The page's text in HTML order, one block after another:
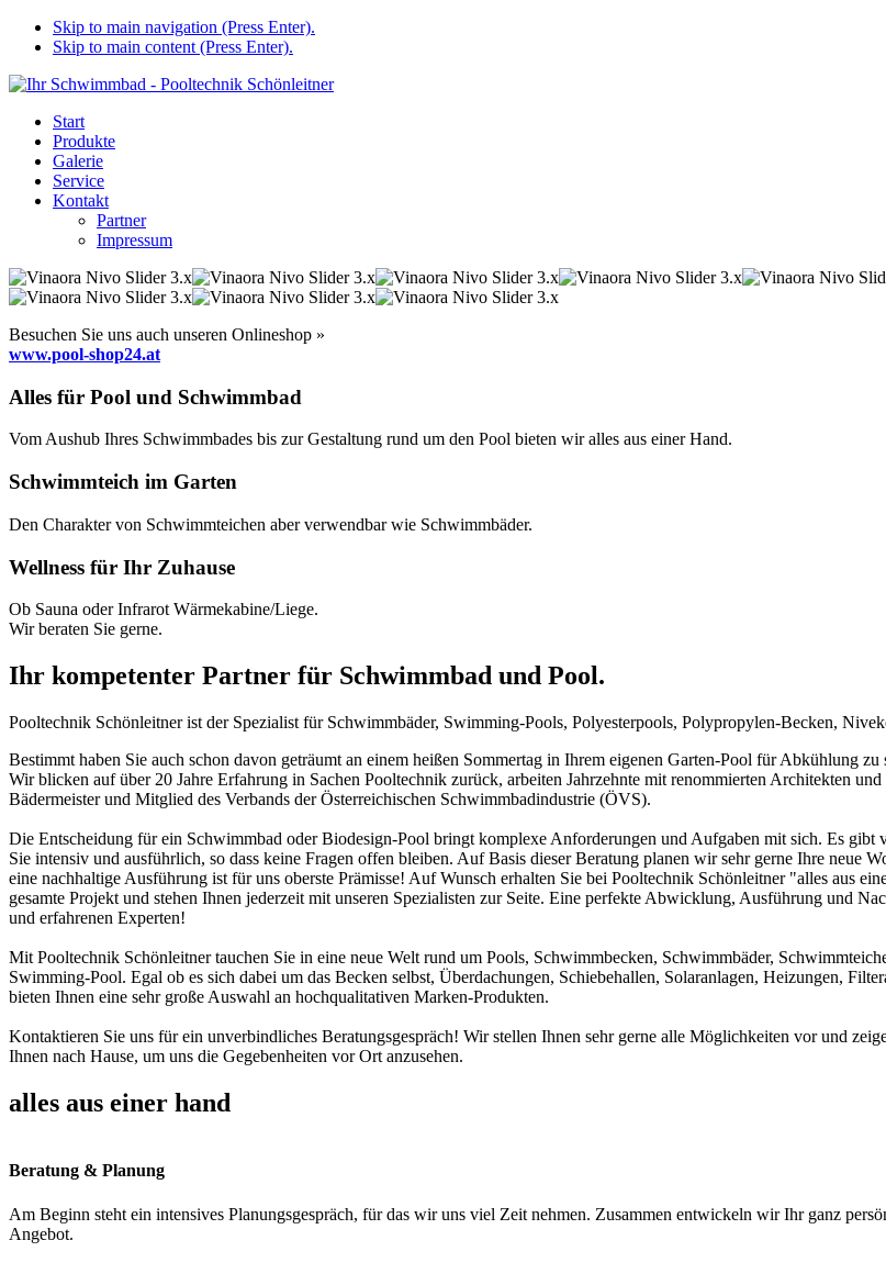
Skip to main navigation (Press Enter).
Skip to main content (Press Enter).
Start
Produkte
Galerie
Service
Kontakt
Partner
Impressum
Besuchen Sie uns auch unseren Onlineshop »
www.pool-shop24.at
Alles für Pool und Schwimmbad
Vom Aushub Ihres Schwimmbades bis zur Gestaltung rund um den Pool bieten wir alles aus einer Hand.
Schwimmteich im Garten
Den Charakter von Schwimmteichen aber verwendbar wie Schwimmbäder.
Wellness für Ihr Zuhause
Ob Sauna oder Infrarot Wärmekabine/Liege.
Wir beraten Sie gerne.
Ihr kompetenter Partner für Schwimmbad und Pool.
Pooltechnik Schönleitner ist der Spezialist für Schwimmbäder, Swimming-Pools, Polyesterpools, Polypropylen-Becken,
Bestimmt haben Sie auch schon davon geträumt an einem heißen Sommertag in Ihrem eigenen Garten-Pool für Abkühlung
Wir blicken auf über 20 Jahre Erfahrung in Sachen Pooltechnik zurück, arbeiten Jahrzehnte mit renommierten Architekten
Bädermeister und Mitglied des Verbands der Österreichischen Schwimmbadindustrie (ÖVS).
Die Entscheidung für ein Schwimmbad oder Biodesign-Pool bringt komplexe Anforderungen und Aufgaben mit sich. Es gibt
Sie intensiv und ausführlich, so dass keine Fragen offen bleiben. Auf Basis dieser Beratung planen wir sehr gerne Ihre neue
eine nachhaltige Ausführung ist für uns oberste Prämisse! Auf Wunsch erhalten Sie bei Pooltechnik Schönleitner "alles aus
gesamte Projekt und stehen Ihnen jederzeit mit unseren Spezialisten zur Seite. Eine perfekte Abwicklung, Ausführung und
und erfahrenen Experten!
Mit Pooltechnik Schönleitner tauchen Sie in eine neue Welt rund um Pools, Schwimmbecken, Schwimmbäder,
Swimming-Pool. Egal ob es sich dabei um das Becken selbst, Überdachungen, Schiebehallen, Solaranlagen, Heizungen,
bieten Ihnen eine sehr große Auswahl an hochqualitativen Marken-Produkten.
Kontaktieren Sie uns für ein unverbindliches Beratungsgespräch! Wir stellen Ihnen sehr gerne alle Möglichkeiten vor und
Ihnen nach Hause, um uns die Gegebenheiten vor Ort anzusehen.
alles aus einer hand
Beratung & Planung
Am Beginn steht ein intensives Planungsgespräch, für das wir uns viel Zeit nehmen. Zusammen entwickeln wir Ihr ganz
Angebot.